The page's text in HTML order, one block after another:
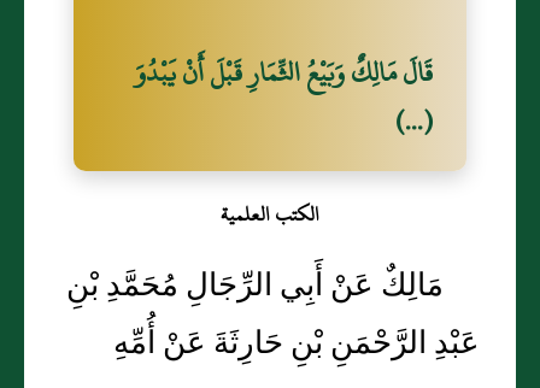
قَالَ مَالِكٌ وَبَيْعُ الثِّمَارِ قَبْلَ أَنْ يَبْدُوَ
(...)
الكتب العلمية
مَالِكٌ عَنْ أَبِي الرِّجَالِ مُحَمَّدِ بْنِ
عَبْدِ الرَّحْمَنِ بْنِ حَارِثَةَ عَنْ أُمِّهِ